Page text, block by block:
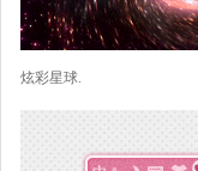
炫彩星球.